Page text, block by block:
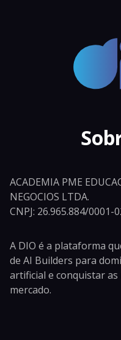
ACADEMIA PME
NEGOCIOS LTDA.
CNPJ: 26.965.884/0001-
A DIO é a plataforma
de AI Builders para
artificial e conquistar
mercado.